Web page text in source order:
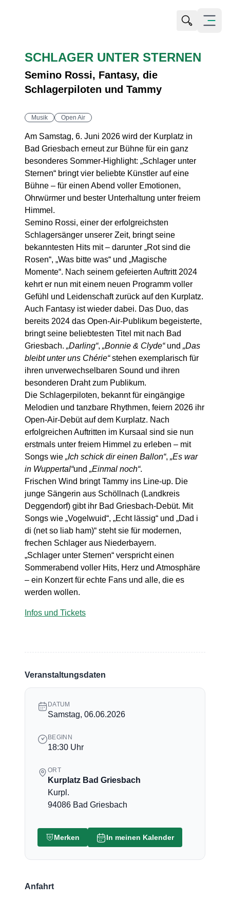
Suche
Menü
SCHLAGER UNTER STERNEN
Semino Rossi, Fantasy, die
Schlagerpiloten und Tammy
Musik Open Air
Am Samstag, 6. Juni 2026 wird der Kurplatz in
Bad Griesbach erneut zur Bühne für ein ganz
besonderes Sommer-Highlight: „Schlager unter
Sternen“ bringt vier beliebte Künstler auf eine
Bühne – für einen Abend voller Emotionen,
Ohrwürmer und bester Unterhaltung unter freiem
Himmel.
Semino Rossi, einer der erfolgreichsten
Schlagersänger unserer Zeit, bringt seine
bekanntesten Hits mit – darunter „Rot sind die
Rosen“, „Was bitte was“ und „Magische
Momente“. Nach seinem gefeierten Auftritt 2024
kehrt er nun mit einem neuen Programm voller
Gefühl und Leidenschaft zurück auf den Kurplatz.
Auch Fantasy ist wieder dabei. Das Duo, das
bereits 2024 das Open-Air-Publikum begeisterte,
bringt seine beliebtesten Titel mit nach Bad
Griesbach. „Darling“, „Bonnie & Clyde“und „Das
bleibt unter uns Chérie“stehen exemplarisch für
ihren unverwechselbaren Sound und ihren
besonderen Draht zum Publikum.
Die Schlagerpiloten, bekannt für eingängige
Melodien und tanzbare Rhythmen, feiern 2026 ihr
Open-Air-Debüt auf dem Kurplatz. Nach
erfolgreichen Auftritten im Kursaal sind sie nun
erstmals unter freiem Himmel zu erleben – mit
Songs wie „Ich schick dir einen Ballon“, „Es war
in Wuppertal“und „Einmal noch“.
Frischen Wind bringt Tammy ins Line-up. Die
junge Sängerin aus Schöllnach (Landkreis
Deggendorf) gibt ihr Bad Griesbach-Debüt. Mit
Songs wie „Vogelwuid“, „Echt lässig“ und „Dad i
di (net so liab ham)“ steht sie für modernen,
frechen Schlager aus Niederbayern.
„Schlager unter Sternen“ verspricht einen
Sommerabend voller Hits, Herz und Atmosphäre
– ein Konzert für echte Fans und alle, die es
werden wollen.
Infos und Tickets
Veranstaltungsdaten
DATUM
Samstag, 06.06.2026
BEGINN
18:30 Uhr
ORT
Kurplatz Bad Griesbach
Kurpl.
94086 Bad Griesbach
Merken In meinen Kalender
Anfahrt